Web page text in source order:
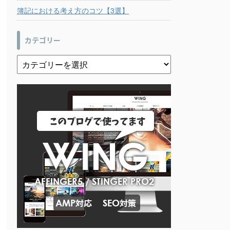
簿記における考え方のコツ【3選】
カテゴリー